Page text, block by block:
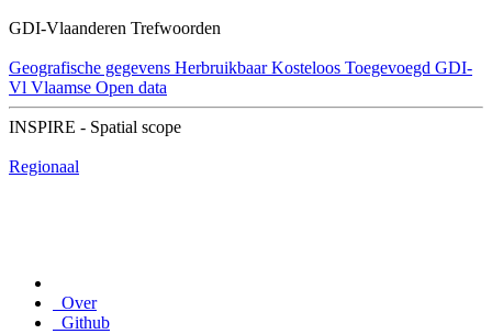
GDI-Vlaanderen Trefwoorden
Geografische gegevens Herbruikbaar Kosteloos Toegevoegd GDI-
Vl Vlaamse Open data
INSPIRE - Spatial scope
Regionaal
Over
Github